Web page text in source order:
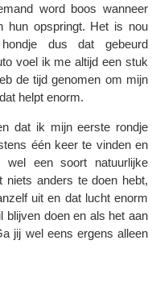
word boos wanneer
hun opspringt. Het is nou
dus dat gebeurd
voel ik me altijd een stuk
de tijd genomen om mijn
helpt enorm.
dat ik mijn eerste rondje
één keer te vinden en
een soort natuurlijke
niets anders te doen hebt,
uit en dat lucht enorm
blijven doen en als het aan
jij wel eens ergens alleen